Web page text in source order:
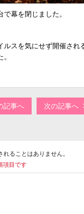
幕を閉じました。
ルスを気にせず開催され
記事へ 次の記事へ
ることはありません。
項目です